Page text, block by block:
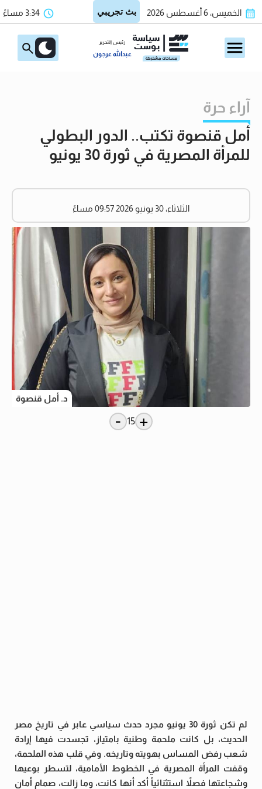
الخميس، 6 أغسطس 2026 3:34 مساءً
رئيس التحرير
عبدالله عرجون
آراء حرة
أمل قنصوة تكتب.. الدور البطولي
للمرأة المصرية في ثورة 30 يونيو
الثلاثاء، 30 يونيو 2026 09:57 مساءً
د. أمل قنصوة
+
15
-
لم تكن ثورة 30 يونيو مجرد حدث سياسي عابر في تاريخ مصر
الحديث، بل كانت ملحمة وطنية بامتياز، تجسدت فيها إرادة
شعب رفض المساس بهويته وتاريخه. وفي قلب هذه الملحمة،
وقفت المرأة المصرية في الخطوط الأمامية، لتسطر بوعيها
وشجاعتها فصلاً استثنائياً أكد أنها كانت، وما زالت، صمام أمان